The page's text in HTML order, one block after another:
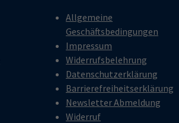
Allgemeine
Geschäftsbedingungen
Impressum
Widerrufsbelehrung
Datenschutzerklärung
Barrierefreiheitserklärung
Newsletter Abmeldung
Widerruf